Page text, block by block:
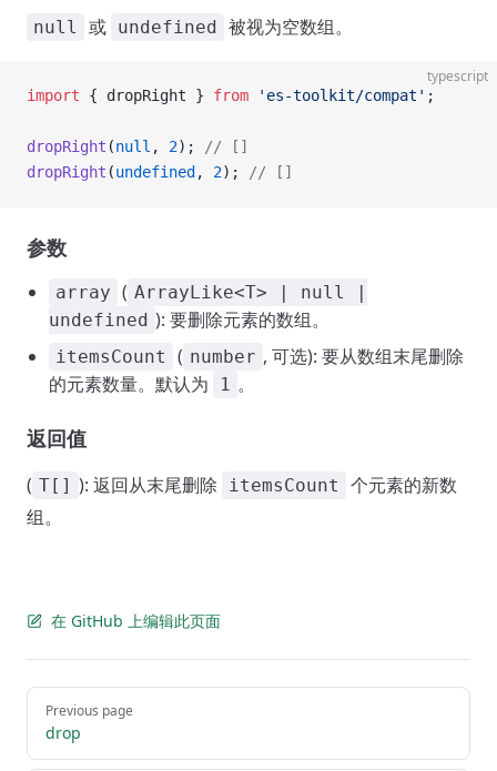
null 或 undefined 被视为空数组。
typescript
import { dropRight } from 'es-toolkit/compat' ;
dropRight (null , 2);
// []
dropRight (undefined , 2); // []
参数
array ( ArrayLike<T> | null |
undefined ): 要删除元素的数组。
itemsCount ( number , 可选): 要从数组末尾删除
的元素数量。默认为
1 。
返回值
( T[] ): 返回从末尾删除 itemsCount
个元素的新数
组。
在 GitHub 上编辑此页面
Pager
Previous page
drop